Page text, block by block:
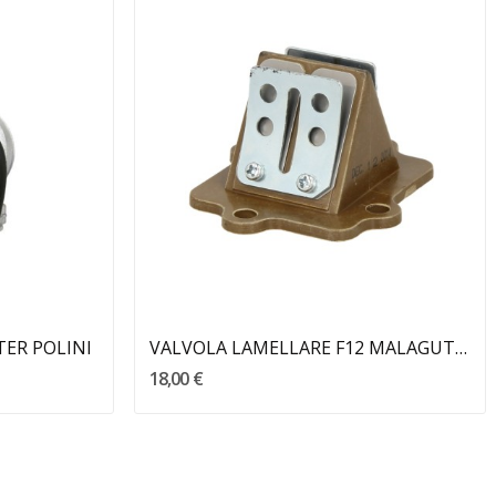
POLINI
VALVOLA LAMELLARE F12 MALAGUTI RMS
18,00 €